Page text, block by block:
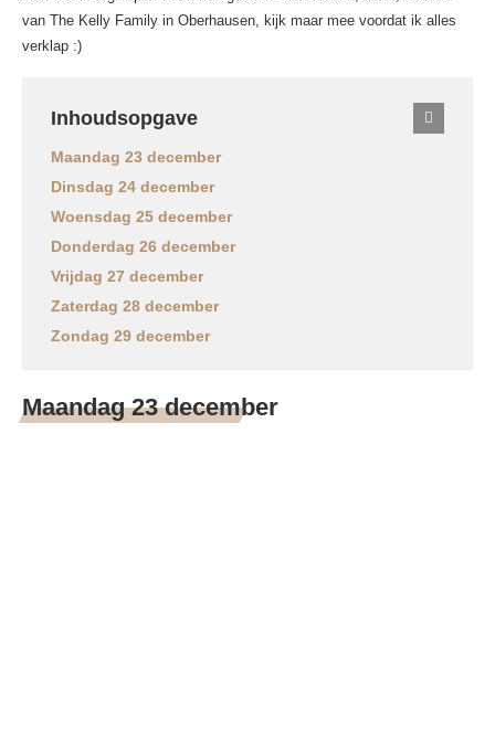
van The Kelly Family in Oberhausen, kijk maar mee voordat ik alles
verklap :)
Inhoudsopgave
Maandag 23 december
Dinsdag 24 december
Woensdag 25 december
Donderdag 26 december
Vrijdag 27 december
Zaterdag 28 december
Zondag 29 december
Maandag 23 december